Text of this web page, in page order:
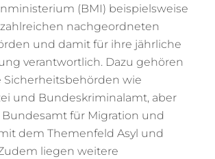
(BMI) beispielsweise
nachgeordneten
und damit für ihre jährliche
verantwortlich. Dazu gehören
wie
und Bundeskriminalamt, aber
Bundesamt für Migration und
dem Themenfeld Asyl und
liegen weitere